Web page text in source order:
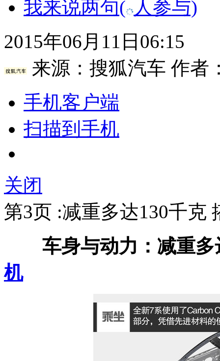
我来说两句( 人参与)
2015年06月11日06:15
来源： 搜狐汽车 作者
手机客户端
扫描到手机
关闭
第3页 :减重多达130千克
车身与动力：减重多
机